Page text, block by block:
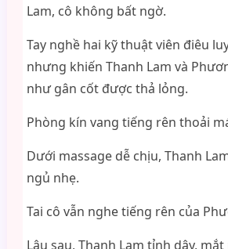
Lam, cô không bất ngờ.
Tay nghề hai kỹ thuật viên điêu
nhưng khiến Thanh Lam và
như gân cốt được thả lỏng.
Phòng kín vang tiếng rên thoải
Dưới massage dễ chịu, Thanh
ngủ nhẹ.
Tai cô vẫn nghe tiếng rên của
Lâu sau, Thanh Lam tỉnh dậy,